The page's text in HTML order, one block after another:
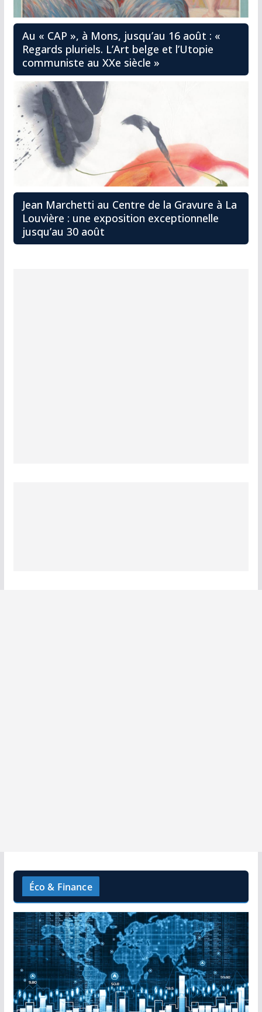
Au « CAP », à Mons, jusqu’au 16 août : «
Regards pluriels. L’Art belge et l’Utopie
communiste au XXe siècle »
Jean Marchetti au Centre de la Gravure à La
Louvière : une exposition exceptionnelle
jusqu’au 30 août
Éco & Finance